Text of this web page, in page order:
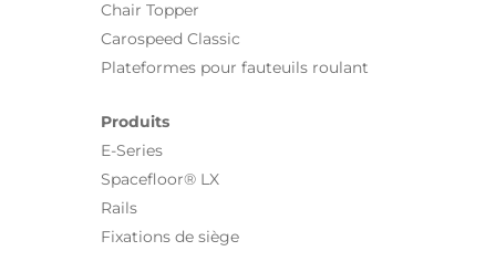
Chair Topper
Carospeed Classic
Plateformes pour fauteuils roulant
Produits
E-Series
Spacefloor® LX
Rails
Fixations de siège